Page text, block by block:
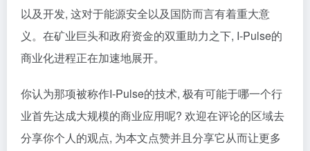
以及开发, 这对于能源安全以及国防而言有着重大意
义。在矿业巨头和政府资金的双重助力之下, I-Pulse的
商业化进程正在加速地展开。
你认为那项被称作I-Pulse的技术, 极有可能于哪一个行
业首先达成大规模的商业应用呢? 欢迎在评论的区域去
分享你个人的观点, 为本文点赞并且分享它从而让更多